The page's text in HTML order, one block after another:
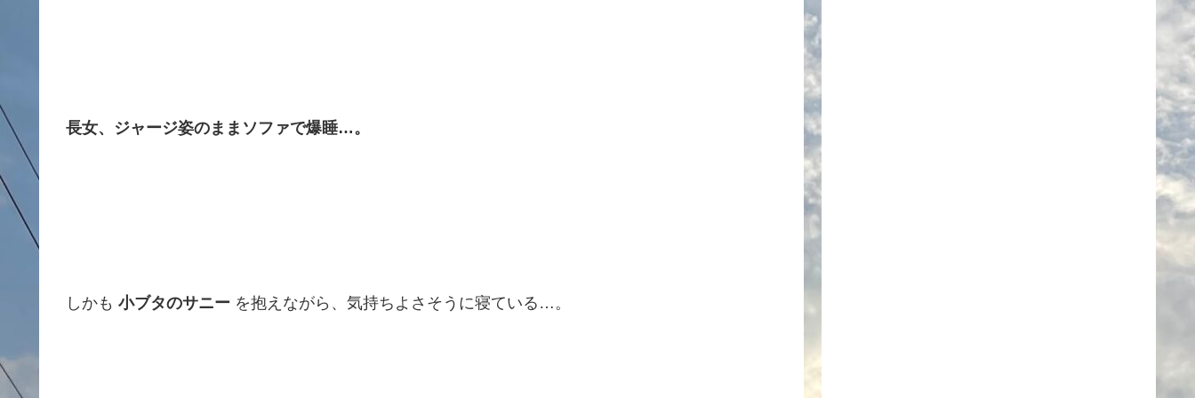
長女、ジャージ姿のままソファで爆睡…。
しかも 小ブタのサニー を抱えながら、気持ちよさそうに寝ている…。